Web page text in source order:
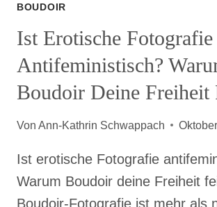
BOUDOIR
Ist Erotische Fotografie
Antifeministisch?
Boudoir Deine Freiheit
Von Ann-Kathrin Schwappach
Ist erotische Fotografie
Warum Boudoir deine Freiheit
Boudoir-Fotografie ist mehr als